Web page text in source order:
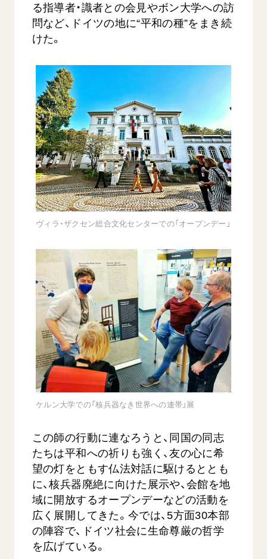
る指導者・識者との会見やボン大学への訪
問など、ドイツの地に“平和の種”をまき続
けた。
ヴィラ・ザクセン総合文化センターでの「オープンデー」
ケルン大学での「核兵器なき世界への連帯」展
この師の行動に連なろうと、同国の同志
たちは平和への祈りも強く、友の心に希
望の灯をともす仏法対話に駆けるととも
に、核兵器廃絶に向けた展示や、会館を地
域に開放するオープンデーなどの活動を
広く展開してきた。今では、5方面30本部
の陣容で、ドイツ社会に生命尊厳の哲学
を広げている。